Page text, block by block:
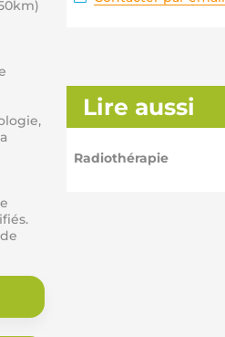
Lire aussi
Radiothérapie